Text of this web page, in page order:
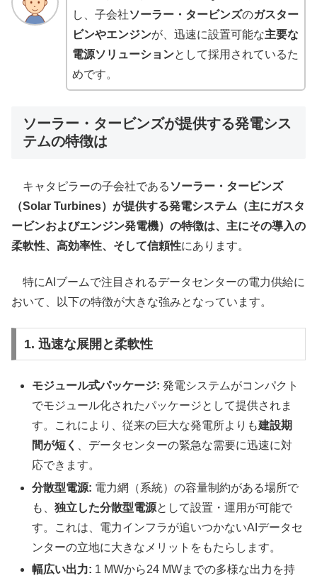
し、子会社ソーラー・タービンズのガスター
ビンやエンジンが、迅速に設置可能な主要な
電源ソリューションとして採用されているた
めです。
ソーラー・タービンズが提供する発電シス
テムの特徴は
キャタピラーの子会社である ソーラー・タービンズ
（Solar Turbines）が提供する発電システム（主にガスタ
ービンおよびエンジン発電機）の特徴は、主にその導入の
柔軟性、高効率性、そして信頼性にあります。
特にAIブームで注目されるデータセンターの電力供給に
おいて、以下の特徴が大きな強みとなっています。
1. 迅速な展開と柔軟性
モジュール式パッケージ: 発電システムがコンパクト
でモジュール化されたパッケージとして提供されま
す。これにより、従来の巨大な発電所よりも建設期
間が短く
、データセンターの緊急な需要に迅速に対
応できます。
分散型電源: 電力網（系統）の容量制約がある場所で
も、独立した分散型電源として設置・運用が可能で
す。これは、電力インフラが追いつかないAIデータセ
ンターの立地に大きなメリットをもたらします。
幅広い出力: 1 MWから24 MWまでの多様な出力を持